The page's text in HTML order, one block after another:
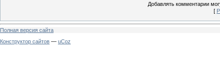
Добавлять комментарии
[
Полная версия сайта
Конструктор сайтов — uCoz